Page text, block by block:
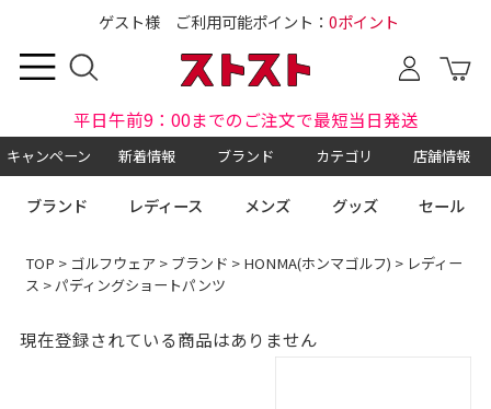
ゲスト様 ご利用可能ポイント： 0ポイント
平日午前9：00までのご注文で最短当日発送
キャンペーン 新着情報 ブランド カテゴリ 店舗情報
ブランド レディース メンズ グッズ セール
TOP > ゴルフウェア > ブランド > HONMA(ホンマゴルフ) > レディー
ス > パディングショートパンツ
現在登録されている商品はありません